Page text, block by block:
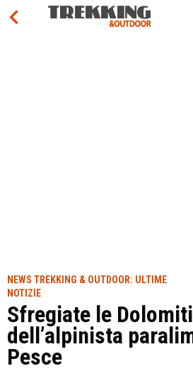
NEWS TREKKING & OUTDOOR: ULTIME
NOTIZIE
Sfregiate le
dell’alpinista
Pesce